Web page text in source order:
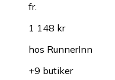
fr.
1 148 kr
hos RunnerInn
+9 butiker